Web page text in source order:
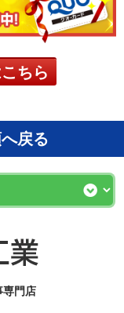
ちら
戻る
専門店